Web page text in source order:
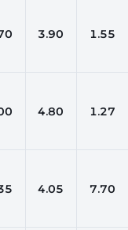
3.90 1.55
4.80 1.27
4.05 7.70